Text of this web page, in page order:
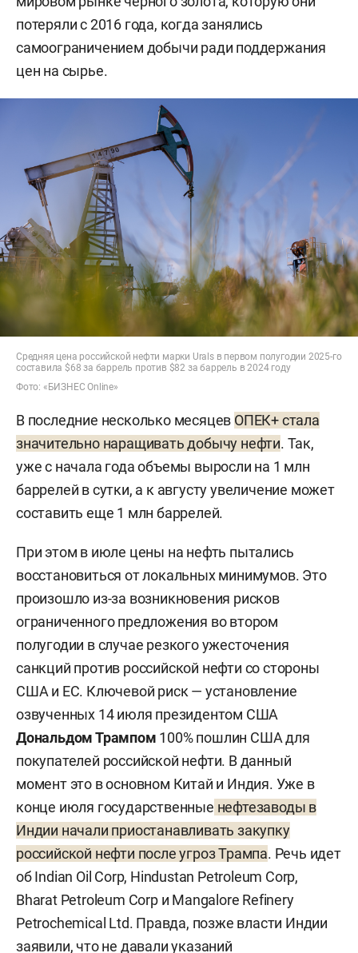
потеряли с 2016 года, когда занялись
самоограничением добычи ради поддержания
цен на сырье.
Средняя цена российской нефти марки Urals в первом полугодии 2025-го
составила $68 за баррель против $82 за баррель в 2024 году
Фото: «БИЗНЕС Online»
В последние несколько месяцев ОПЕК+ стала
значительно наращивать добычу нефти. Так,
уже с начала года объемы выросли на 1 млн
баррелей в сутки, а к августу увеличение может
составить еще 1 млн баррелей.
При этом в июле цены на нефть пытались
восстановиться от локальных минимумов. Это
произошло из-за возникновения рисков
ограниченного предложения во втором
полугодии в случае резкого ужесточения
санкций против российской нефти со стороны
США и ЕС. Ключевой риск — установление
озвученных 14 июля президентом США
Дональдом Трампом 100% пошлин США для
покупателей российской нефти. В данный
момент это в основном Китай и Индия. Уже в
конце июля государственные нефтезаводы в
Индии начали приостанавливать закупку
российской нефти после угроз Трампа. Речь идет
об Indian Oil Corp, Hindustan Petroleum Corp,
Bharat Petroleum Corp и Mangalore Refinery
Petrochemical Ltd. Правда, позже власти Индии
заявили, чтоне давалиуказаний